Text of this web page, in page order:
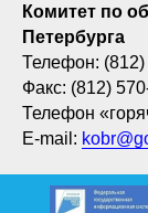
Комитет по
Петербурга
Телефон:
Факс: (812)
Телефон
E-mail: